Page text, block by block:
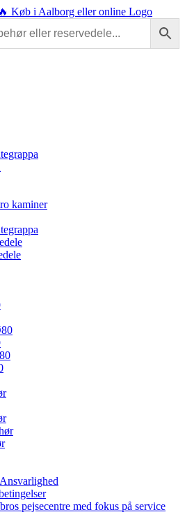
kaminer
pejsecentre med fokus på service